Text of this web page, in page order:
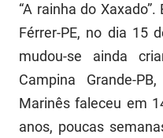
“A rainha do
Férrer-PE, no dia 15
mudou-se ainda
Campina Grande-
Marinês faleceu em
anos, poucas